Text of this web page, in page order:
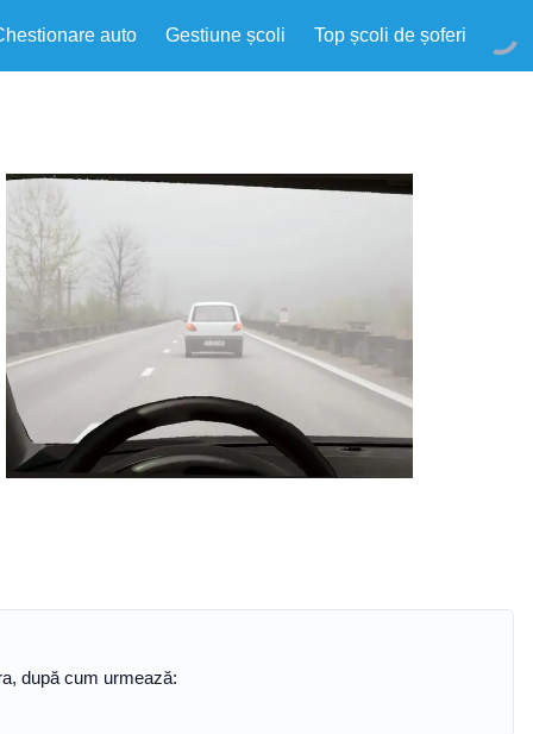
auto Gestiune școli Top școli de șoferi
după cum urmează: